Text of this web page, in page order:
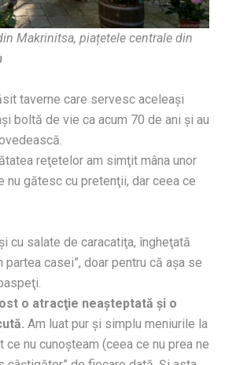
Makrinitsa, piațetele centrale din
taverne care servesc aceleaşi
boltă de vie ca acum 70 de ani şi au
reţetelor am simţit mâna unor
nu gătesc cu pretenţii, dar ceea ce
cu salate de caracatiţa, îngheţată
partea casei”, doar pentru că aşa se
o atracţie neaşteptată şi o
Am luat pur şi simplu meniurile la
ce nu cunoşteam (ceea ce nu prea ne